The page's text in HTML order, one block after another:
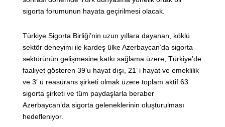
sigorta forumunun hayata geçirilmesi olacak.
Türkiye Sigorta Birliği’nin uzun yıllara dayanan, köklü
sektör deneyimi ile kardeş ülke Azerbaycan’da sigorta
sektörünün gelişmesine katkı sağlama üzere, Türkiye’de
faaliyet gösteren 39’u hayat dışı, 21’ i hayat ve emeklilik
ve 3′ ü reasürans şirketi olmak üzere toplam aktif 63
sigorta şirketi ve tüm paydaşlarla beraber
Azerbaycan’da sigorta geleneklerinin oluşturulması
hedefleniyor.